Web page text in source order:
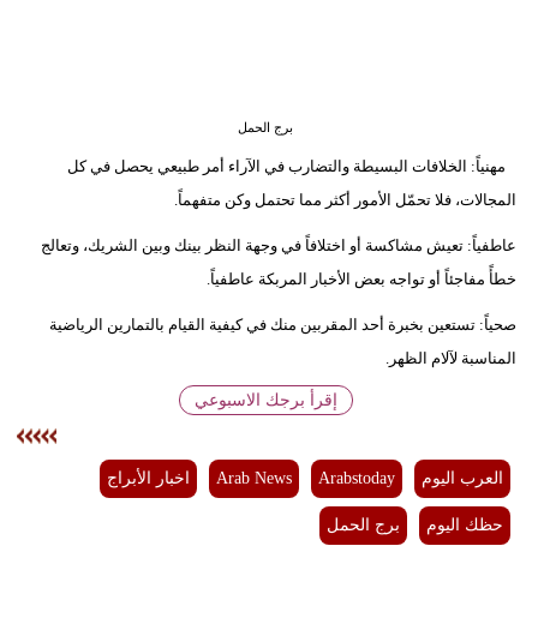
وتكنولوجيا
برج الحمل
مهنياً: الخلافات البسيطة والتضارب في الآراء أمر طبيعي يحصل في كل
المجالات، فلا تحمّل الأمور أكثر مما تحتمل وكن متفهماً.
عاطفياً: تعيش مشاكسة أو اختلافاً في وجهة النظر بينك وبين الشريك، وتعالج
خطأً مفاجئاً أو تواجه بعض الأخبار المربكة عاطفياً.
صحياً: تستعين بخبرة أحد المقربين منك في كيفية القيام بالتمارين الرياضية
المناسبة لآلام الظهر.
إقرأ برجك الاسبوعي
العرب اليوم Arabstoday
Arab News اخبار الأبراج
حظك اليوم برج الحمل